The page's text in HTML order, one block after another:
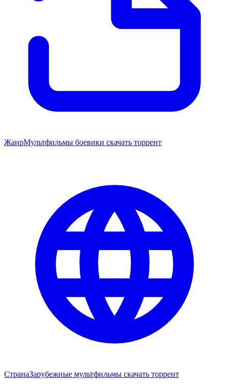
ЖанрМультфильмы боевики скачать торрент
СтранаЗарубежные мультфильмы скачать торрент